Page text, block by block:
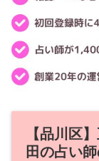
【品川区
田の占い